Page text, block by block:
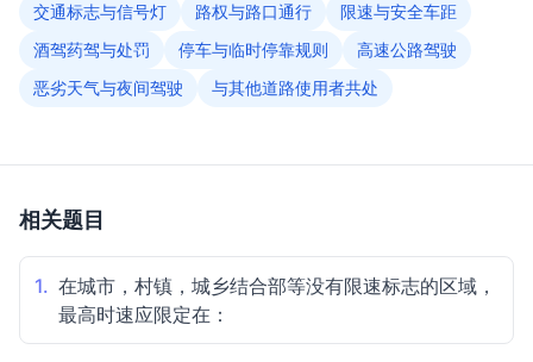
交通标志与信号灯 路权与路口通行
限速与安全车距
酒驾药驾与处罚
停车与临时停靠规则
高速公路驾驶
恶劣天气与夜间驾驶
与其他道路使用者共处
相关题目
1. 在城市，村镇，城乡结合部等没有限速标志的区域，
最高时速应限定在：